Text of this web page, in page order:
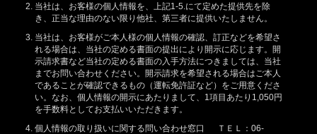
当社は、お客様の個人情報を、上記1-5.にて定めた提供先を除
き、正当な理由のない限り他社、第三者に提供いたしません。
当社は、お客様がご本人様の個人情報の確認、訂正などを希望さ
れる場合は、当社の定める書面の提出により開示に応じます。開
示請求書など当社の定める書面の入手方法につきましては、当社
までお問い合わせください。開示請求を希望される場合はご本人
であることが確認できるもの（運転免許証など）をご用意くださ
い。なお、個人情報の開示にあたりまして、1項目あたり1,050円
を手数料としてお支払いいただきます。
個人情報の取り扱いに関する問い合わせ窓口 ＴＥＬ：06-